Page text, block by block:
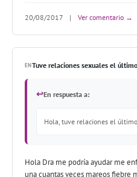
20/08/2017 | Ver comentario →
ENTuve relaciones sexuales el
↩En respuesta a:
Hola, tuve relaciones el
Hola Dra me podría ayudar me
una cuantas veces mareos fiebre